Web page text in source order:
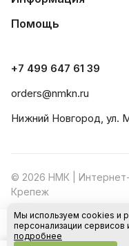
Помощь
+7 499 647 61 39
orders@nmkn.ru
Нижний Новгород, ул.
© 2026 НМК | Интернет-
Крепеж
Мы используем cookies и
персонализации сервисов
подробнее